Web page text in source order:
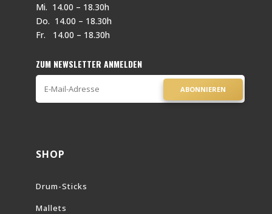
Mi. 14.00 – 18.30h
Do. 14.00 – 18.30h
Fr. 14.00 – 18.30h
ZUM NEWSLETTER ANMELDEN
ABONNIEREN
SHOP
Drum-Sticks
Mallets